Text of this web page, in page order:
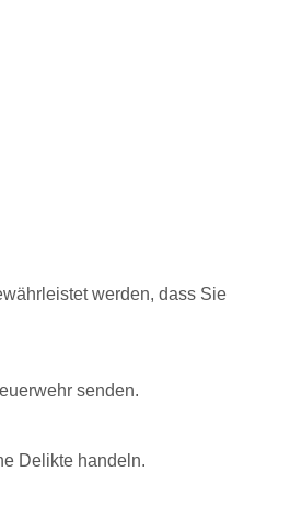
werden, dass Sie
senden.
Delikte handeln.